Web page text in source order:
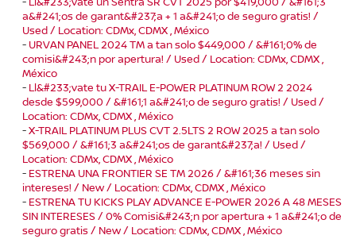
a&#241;os de garant&#237;a + 1 a&#241;o de seguro gratis! /
Used / Location: CDMx, CDMX , México
- URVAN PANEL 2024 TM a tan solo $449,000 / &#161;0% de
comisi&#243;n por apertura! / Used / Location: CDMx, CDMX ,
México
- Ll&#233;vate tu X-TRAIL E-POWER PLATINUM ROW 2 2024
desde $599,000 / &#161;1 a&#241;o de seguro gratis! / Used /
Location: CDMx, CDMX , México
-X-TRAIL PLATINUM PLUS CVT 2.5LTS 2 ROW 2025 a tan solo
$569,000 / &#161;3 a&#241;os de garant&#237;a! / Used /
Location: CDMx, CDMX , México
- ESTRENA UNA FRONTIER SE TM 2026 / &#161;36 meses sin
intereses! / New / Location: CDMx, CDMX , México
- ESTRENA TU KICKS PLAY ADVANCE E-POWER 2026 A 48 MESES
SIN INTERESES / 0% Comisi&#243;n por apertura + 1 a&#241;o de
seguro gratis / New / Location: CDMx, CDMX , México